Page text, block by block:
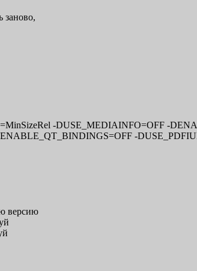
заново,
-DUSE_MEDIAINFO=OFF -
-
версию